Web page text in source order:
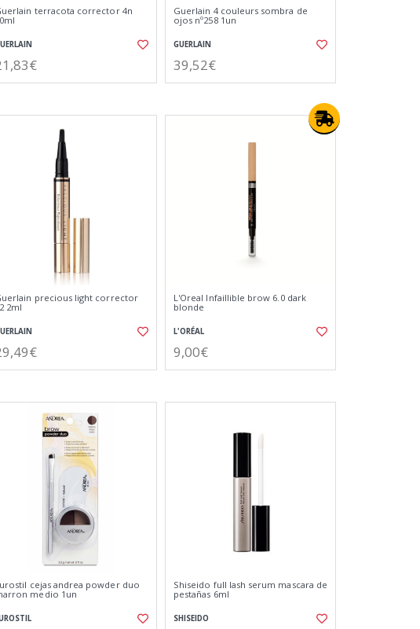
terracota corrector 4n
Guerlain 4 couleurs sombra de
ojos nº258 1un
GUERLAIN
39,52€
precious light corrector
2ml
L'Oreal Infaillible brow 6.0 dark
blonde
L'ORÉAL
9,00€
cejas andrea powder duo
medio 1un
Shiseido full lash serum mascara de
pestañas 6ml
SHISEIDO